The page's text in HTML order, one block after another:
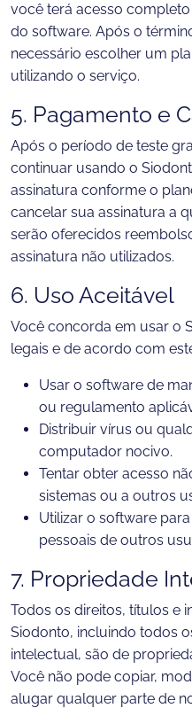
você terá acesso
do software. Após o
necessário escolher um
utilizando o serviço.
5. Pagamento e
Após o período de teste
continuar usando o
assinatura conforme o
cancelar sua assinatura a
serão oferecidos
assinatura não utilizados.
6. Uso Aceitável
Você concorda em usar o
legais e de acordo com
Usar o software de
ou regulamento
Distribuir vírus ou
computador nocivo.
Tentar obter acesso
sistemas ou a outros
Utilizar o software
pessoais de outros
7. Propriedade
Todos os direitos, títulos e
Siodonto, incluindo todos
intelectual, são de
Você não pode copiar,
alugar qualquer parte de